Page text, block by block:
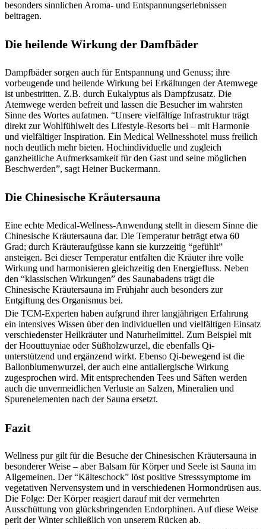
besonders sinnlichen Aroma- und Entspannungserlebnissen
beitragen.
Die heilende Wirkung der Damfbäder
Dampfbäder sorgen auch für Entspannung und Genuss; ihre
vorbeugende und heilende Wirkung bei Erkältungen der Atemwege
ist unbestritten. Z.B. durch Eukalyptus als Dampfzusatz. Die
Atemwege werden befreit und lassen die Besucher im wahrsten
Sinne des Wortes aufatmen. “Unsere vielfältige Infrastruktur trägt
direkt zur Wohlfühlwelt des Lifestyle-Resorts bei – mit Harmonie
und vielfältiger Inspiration. Ein Medical Wellnesshotel muss freilich
noch deutlich mehr bieten. Hochindividuelle und zugleich
ganzheitliche Aufmerksamkeit für den Gast und seine möglichen
Beschwerden”, sagt Heiner Buckermann.
Die Chinesische Kräutersauna
Eine echte Medical-Wellness-Anwendung stellt in diesem Sinne die
Chinesische Kräutersauna dar. Die Temperatur beträgt etwa 60
Grad; durch Kräuteraufgüsse kann sie kurzzeitig “gefühlt”
ansteigen. Bei dieser Temperatur entfalten die Kräuter ihre volle
Wirkung und harmonisieren gleichzeitig den Energiefluss. Neben
den “klassischen Wirkungen” des Saunabadens trägt die
Chinesische Kräutersauna im Frühjahr auch besonders zur
Entgiftung des Organismus bei.
Die TCM-Experten haben aufgrund ihrer langjährigen Erfahrung
ein intensives Wissen über den individuellen und vielfältigen Einsatz
verschiedenster Heilkräuter und Naturheilmittel. Zum Beispiel mit
der Hoouttuyniae oder Süßholzwurzel, die ebenfalls Qi-
unterstützend und ergänzend wirkt. Ebenso Qi-bewegend ist die
Ballonblumenwurzel, der auch eine antiallergische Wirkung
zugesprochen wird. Mit entsprechenden Tees und Säften werden
auch die unvermeidlichen Verluste an Salzen, Mineralien und
Spurenelementen nach der Sauna ersetzt.
Fazit
Wellness pur gilt für die Besuche der Chinesischen Kräutersauna in
besonderer Weise – aber Balsam für Körper und Seele ist Sauna im
Allgemeinen. Der “Kälteschock” löst positive Stresssymptome im
vegetativen Nervensystem und in verschiedenen Hormondrüsen aus.
Die Folge: Der Körper reagiert darauf mit der vermehrten
Ausschüttung von glücksbringenden Endorphinen. Auf diese Weise
perlt der Winter schließlich von unserem Rücken ab.